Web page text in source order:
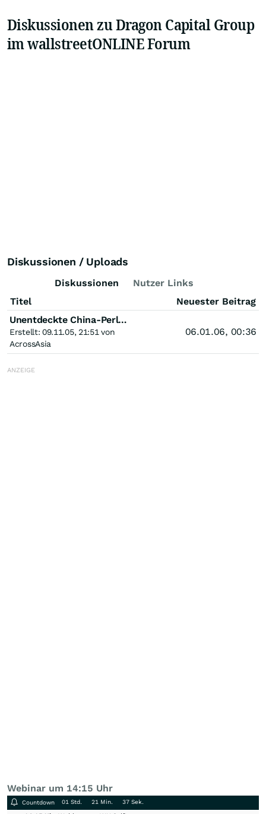
Diskussionen zu Dragon Capital Group
im wallstreetONLINE Forum
Diskussionen / Uploads
Diskussionen
Nutzer Links
Titel
Neuester Beitrag
Unentdeckte China-Perle mit Hammernews....
Erstellt: 09.11.05, 21:51 von
AcrossAsia
06.01.06, 00:36
Webinar um 14:15 Uhr
Countdown 01 Std. 21 Min. 36 Sek.